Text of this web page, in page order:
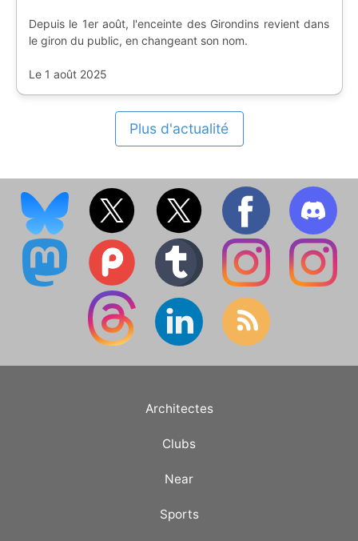
Depuis le 1er août, l'enceinte des Girondins revient dans
le giron du public, en changeant son nom.
Le 1 août 2025
Plus d'actualité
Architectes
Clubs
Near
Sports